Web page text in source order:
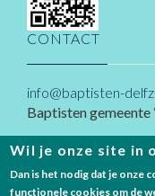
CONTACT
info@baptisten-
Baptisten gemeente
Joh. v.d.
9934 EADelfzijl
Wil je onze site in
Dan is het nodig dat je onze
functionele cookies om de